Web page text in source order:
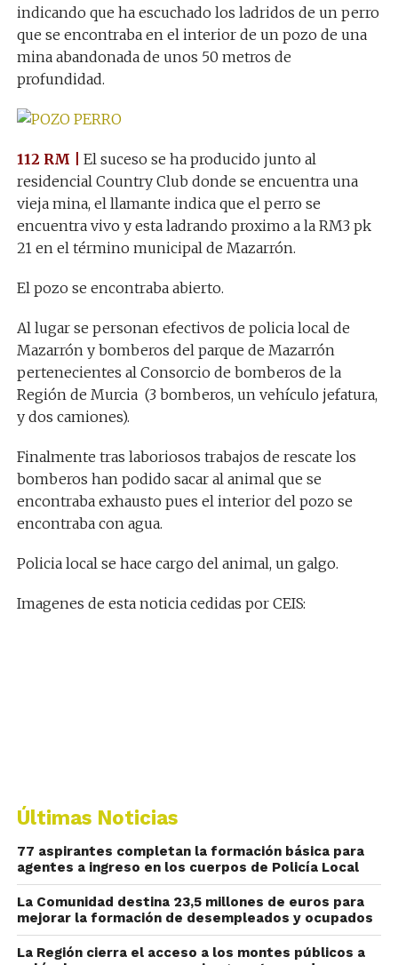
indicando que ha escuchado los ladridos de un perro
que se encontraba en el interior de un pozo de una
mina abandonada de unos 50 metros de
profundidad.
112 RM |
El suceso se ha producido junto al
residencial Country Club donde se encuentra una
vieja mina, el llamante indica que el perro se
encuentra vivo y esta ladrando proximo a la RM3 pk
21 en el término municipal de Mazarrón.
El pozo se encontraba abierto.
Al lugar se personan efectivos de policia local de
Mazarrón y bomberos del parque de Mazarrón
pertenecientes al Consorcio de bomberos de la
Región de Murcia (3 bomberos, un vehículo jefatura,
y dos camiones).
Finalmente tras laboriosos trabajos de rescate los
bomberos han podido sacar al animal que se
encontraba exhausto pues el interior del pozo se
encontraba con agua.
Policia local se hace cargo del animal, un galgo.
Imagenes de esta noticia cedidas por CEIS:
Últimas Noticias
77 aspirantes completan la formación básica para
agentes a ingreso en los cuerpos de Policía Local
La Comunidad destina 23,5 millones de euros para
mejorar la formación de desempleados y ocupados
La Región cierra el acceso a los montes públicos a